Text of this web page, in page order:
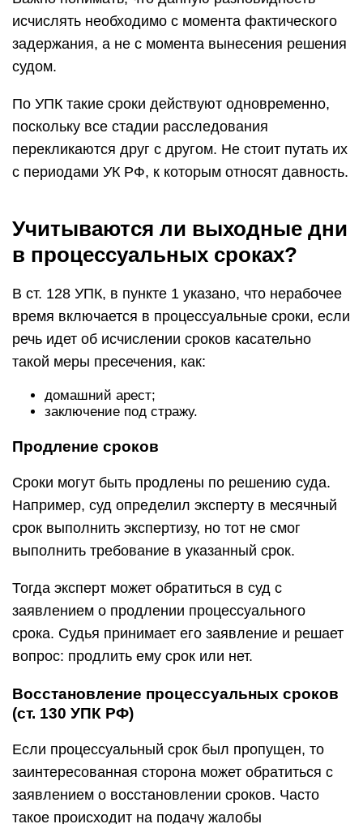
исчислять необходимо с момента фактического
задержания, а не с момента вынесения решения
судом.
По УПК такие сроки действуют одновременно,
поскольку все стадии расследования
перекликаются друг с другом. Не стоит путать их
с периодами УК РФ, к которым относят давность.
Учитываются ли выходные дни
в процессуальных сроках?
В ст. 128 УПК, в пункте 1 указано, что нерабочее
время включается в процессуальные сроки, если
речь идет об исчислении сроков касательно
такой меры пресечения, как:
домашний арест;
заключение под стражу.
Продление сроков
Сроки могут быть продлены по решению суда.
Например, суд определил эксперту в месячный
срок выполнить экспертизу, но тот не смог
выполнить требование в указанный срок.
Тогда эксперт может обратиться в суд с
заявлением о продлении процессуального
срока. Судья принимает его заявление и решает
вопрос: продлить ему срок или нет.
Восстановление процессуальных сроков
(ст. 130 УПК РФ)
Если процессуальный срок был пропущен, то
заинтересованная сторона может обратиться с
заявлением о восстановлении сроков. Часто
такое происходит на подачу жалобы